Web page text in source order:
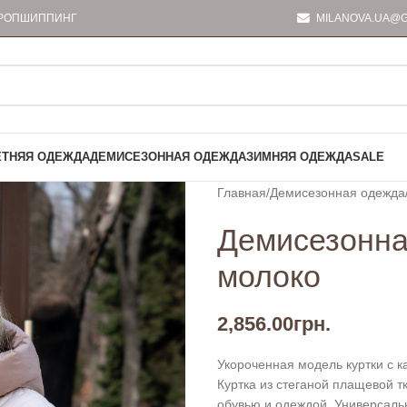
ОДЕЖДАДЕМИСЕЗОННАЯ ОДЕЖДАЗИМНЯЯ ОДЕЖДАSALE
Главная Демисезонная одежда
молоко
2,856.00грн.
Укороченная модель куртки с
Куртка из стеганой плащевой